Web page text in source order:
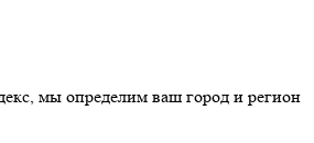
мы определим ваш город и регион